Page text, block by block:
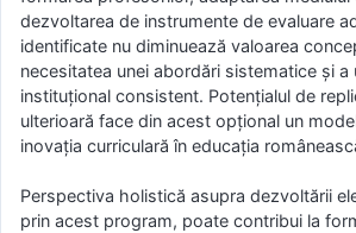
dezvoltarea de instrumente de evaluare
identificate nu diminuează valoarea
necesitatea unei abordări sistematice și a
instituțional consistent. Potențialul de
ulterioară face din acest opțional un
inovația curriculară în educația
Perspectiva holistică asupra dezvoltării
prin acest program, poate contribui la